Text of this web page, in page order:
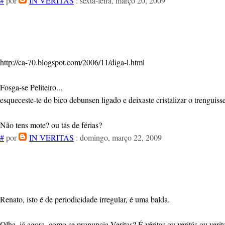
http://ca-70.blogspot.com/2006/11/diga-l.html
Fosga-se Peliteiro...
esqueceste-te do bico debunsen ligado e deixaste cristalizar o
Não tens mote? ou tás de férias?
#por IN VERITAS : domingo, março 22, 2009
Renato, isto é de periodicidade irregular, é uma balda.